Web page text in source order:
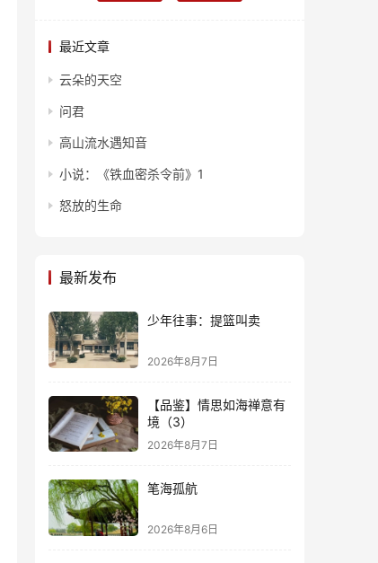
最近文章
云朵的天空
问君
高山流水遇知音
小说：《铁血密杀令前》1
怒放的生命
最新发布
少年往事：提篮叫卖
2026年8月7日
【品鉴】情思如海禅意有
境（3）
2026年8月7日
笔海孤航
2026年8月6日